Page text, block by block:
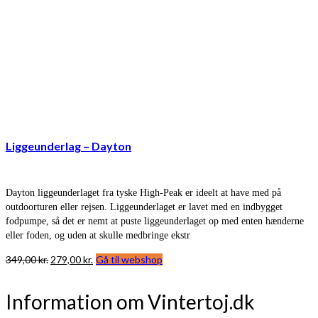
Liggeunderlag – Dayton
Dayton liggeunderlaget fra tyske High-Peak er ideelt at have med på
outdoorturen eller rejsen. Liggeunderlaget er lavet med en indbygget
fodpumpe, så det er nemt at puste liggeunderlaget op med enten hænderne
eller foden, og uden at skulle medbringe ekstr
349,00kr. Den
var:
279,00kr. Den
er:
Gå til webshop
Information om Vintertoj.dk